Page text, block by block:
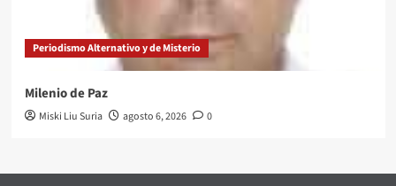
Periodismo Alternativo y de Misterio
Milenio de Paz
Miski Liu Suria agosto 6, 2026 0